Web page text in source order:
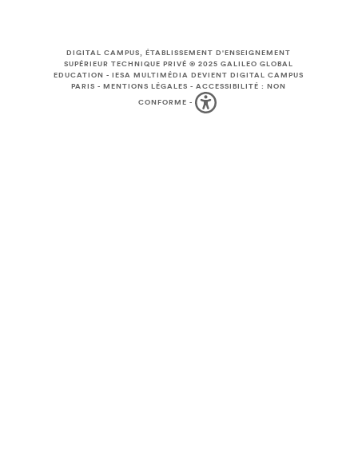
DIGITAL CAMPUS, ÉTABLISSEMENT D'ENSEIGNEMENT
SUPÉRIEUR TECHNIQUE PRIVÉ © 2025GALILEO GLOBAL
EDUCATION -IESA MULTIMÉDIA DEVIENT DIGITAL CAMPUS
PARIS -MENTIONS LÉGALES -ACCESSIBILITÉ : NON
CONFORME -